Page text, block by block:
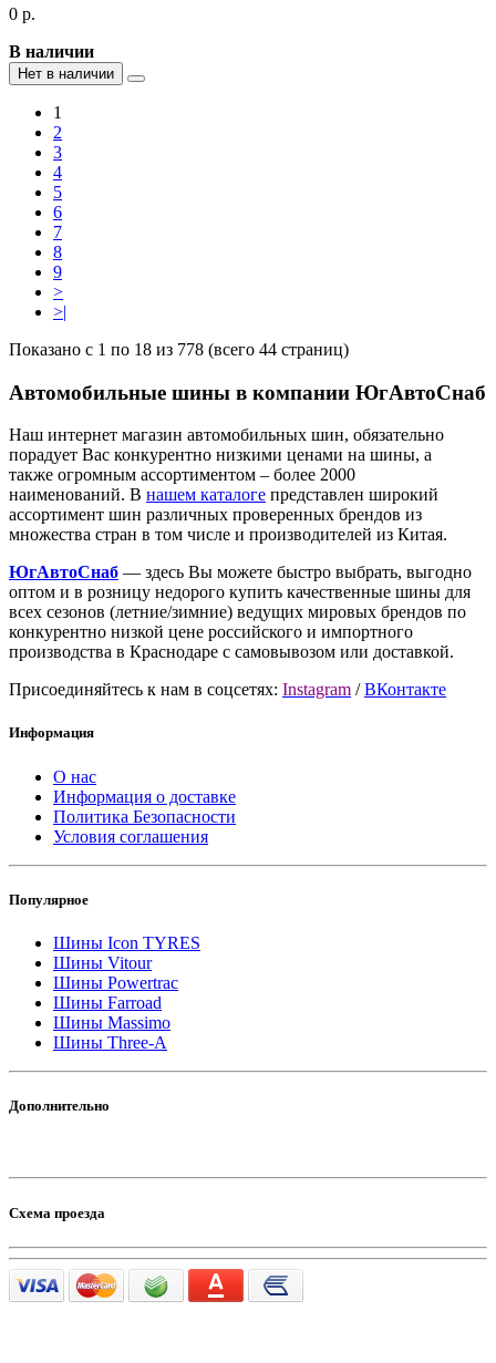
0 р.
В наличии
Нет в наличии
1
2
3
4
5
6
7
8
9
>
>|
Показано с 1 по 18 из 778 (всего 44 страниц)
Автомобильные шины в компании ЮгАвтоСнаб
Наш интернет магазин автомобильных шин, обязательно
порадует Вас конкурентно низкими ценами на шины, а
также огромным ассортиментом – более 2000
наименований. В нашем каталоге представлен широкий
ассортимент шин различных проверенных брендов из
множества стран в том числе и производителей из Китая.
ЮгАвтоСнаб — здесь Вы можете быстро выбрать, выгодно
оптом и в розницу недорого купить качественные шины для
всех сезонов (летние/зимние) ведущих мировых брендов по
конкурентно низкой цене российского и импортного
производства в Краснодаре с самовывозом или доставкой.
Присоединяйтесь к нам в соцсетях: Instagram /ВКонтакте
Информация
О нас
Информация о доставке
Политика Безопасности
Условия соглашения
Популярное
Шины Icon TYRES
Шины Vitour
Шины Powertrac
Шины Farroad
Шины Massimo
Шины Three-A
Дополнительно
Схема проезда